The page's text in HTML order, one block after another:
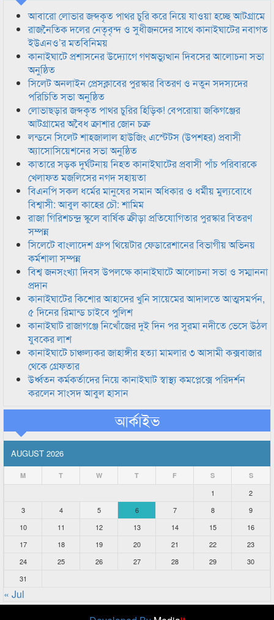
আবারো লোভার জব্দকৃত পাথর চুরি করে নিয়ে যাওয়া হচ্ছে আটগ্রামে
রাজনৈতিক দলের নেতৃবৃন্দ ও সুধীজনদের সাথে কানাইঘাটের নবাগত
ইউএনও’র মতবিনিময়
কানাইঘাটে প্রশাসনের উদ্যোগে গণঅভ্যুত্থান দিবসের আলোচনা সভা
অনুষ্ঠিত
সিলেট অনলাইন প্রেসক্লাবের পুরস্কার বিতরণ ও নতুন সদস্যদের
পরিচিতি সভা অনুষ্ঠিত
লোভাছড়ার জব্দকৃত পাথর চুরির হিড়িক! বেপরোয়া জকিগঞ্জের
আটগ্রামের অবৈধ ক্রাশার জোন চক্র
লন্ডনে সিলেট শাহজালাল হাউজিং এস্টেটস (উপশহর) প্রবাসী
অ্যাসোসিয়েশনের সভা অনুষ্ঠিত
কাতারে সড়ক দুর্ঘটনায় নিহত কানাইঘাটের প্রবাসী পাঁচ পরিবারকে
খেলাফত মজলিসের নগদ সহায়তা
বিএনপি সকল ধর্মের মানুষের সমান অধিকার ও ধর্মীয় মুল্যবোধে
বিশ্বাসী: আবুল কাহের চৌ: শামিম
রাজা গিরিশচন্দ্র স্কুলে বার্ষিক ক্রীড়া প্রতিযোগিতার পুরস্কার বিতরণ
সম্পন্ন
সিলেটে বাংলাদেশ গ্রুপ থিয়েটার ফেডারেশানের বিভাগীয় অভিনয়
কর্মশালা সম্পন্ন
বিশ্ব জনসংখ্যা দিবস উপলক্ষে কানাইঘাটে আলোচনা সভা ও সম্মাননা
প্রদান
কানাইঘাটের কিশোর আহাদের খুনি সায়েমের আদালতে আত্মসমর্পন,
৫ দিনের রিমান্ড চাইবে পুলিশ
কানাইঘাট রাজাগঞ্জে নিখোঁজের দুই দিন পর সুরমা নদীতে ভেসে উঠল
যুবকের লাশ
কানাইঘাটে চাঞ্চল্যকর জাহাঙ্গীর হত্যা মামলার ৩ আসামী কক্সবাজার
থেকে গ্রেফতার
উর্ধ্বতন কর্মকর্তাদের নিয়ে কানাইঘাট স্বাস্থ্য কমপ্লেক্সে পরিদর্শন
করলেন সাংসদ আবুল হাসান
আর্কাইভ
AUGUST 2026
M T W T F S S
1
2
3
4 5 6 7 8
9
10
11 12 13 14 15
16
17
18 19 20 21 22
23
24
25 26 27 28 29
30
31
« Jul